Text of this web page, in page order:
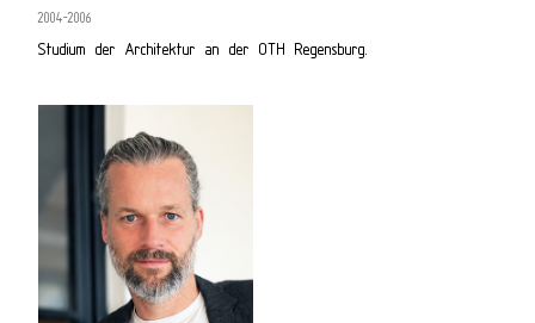
2004-2006
Studium der Architektur an der OTH Regensburg.